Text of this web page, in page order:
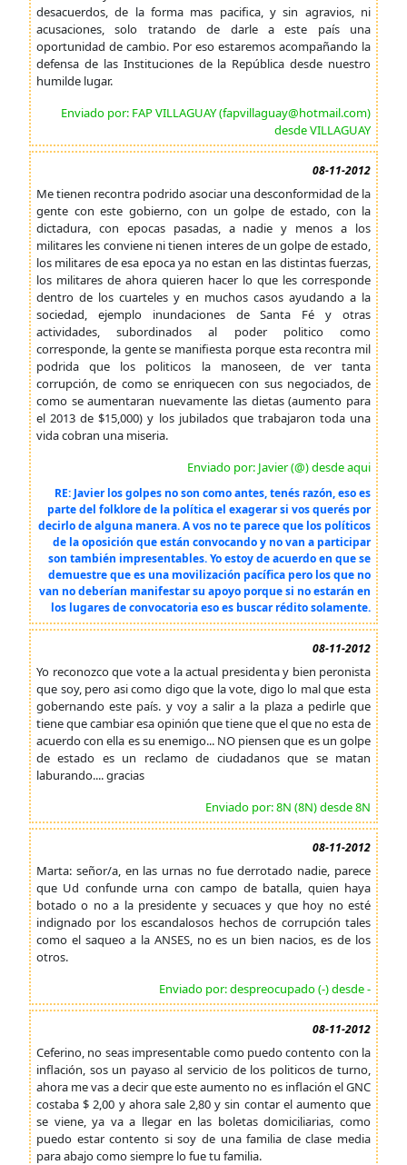
desacuerdos, de la forma mas pacifica, y sin agravios, ni
acusaciones, solo tratando de darle a este país una
oportunidad de cambio. Por eso estaremos acompañando la
defensa de las Instituciones de la República desde nuestro
humilde lugar.
Enviado por: FAP VILLAGUAY (fapvillaguay@hotmail.com)
desde VILLAGUAY
08-11-2012
Me tienen recontra podrido asociar una desconformidad de la
gente con este gobierno, con un golpe de estado, con la
dictadura, con epocas pasadas, a nadie y menos a los
militares les conviene ni tienen interes de un golpe de estado,
los militares de esa epoca ya no estan en las distintas fuerzas,
los militares de ahora quieren hacer lo que les corresponde
dentro de los cuarteles y en muchos casos ayudando a la
sociedad, ejemplo inundaciones de Santa Fé y otras
actividades, subordinados al poder politico como
corresponde, la gente se manifiesta porque esta recontra mil
podrida que los politicos la manoseen, de ver tanta
corrupción, de como se enriquecen con sus negociados, de
como se aumentaran nuevamente las dietas (aumento para
el 2013 de $15,000) y los jubilados que trabajaron toda una
vida cobran una miseria.
Enviado por: Javier (@) desde aqui
RE: Javier los golpes no son como antes, tenés razón, eso es
parte del folklore de la política el exagerar si vos querés por
decirlo de alguna manera. A vos no te parece que los políticos
de la oposición que están convocando y no van a participar
son también impresentables. Yo estoy de acuerdo en que se
demuestre que es una movilización pacífica pero los que no
van no deberían manifestar su apoyo porque si no estarán en
los lugares de convocatoria eso es buscar rédito solamente.
08-11-2012
Yo reconozco que vote a la actual presidenta y bien peronista
que soy, pero asi como digo que la vote, digo lo mal que esta
gobernando este país. y voy a salir a la plaza a pedirle que
tiene que cambiar esa opinión que tiene que el que no esta de
acuerdo con ella es su enemigo... NO piensen que es un golpe
de estado es un reclamo de ciudadanos que se matan
laburando.... gracias
Enviado por: 8N (8N) desde 8N
08-11-2012
Marta: señor/a, en las urnas no fue derrotado nadie, parece
que Ud confunde urna con campo de batalla, quien haya
botado o no a la presidente y secuaces y que hoy no esté
indignado por los escandalosos hechos de corrupción tales
como el saqueo a la ANSES, no es un bien nacios, es de los
otros.
Enviado por: despreocupado (-) desde -
08-11-2012
Ceferino, no seas impresentable como puedo contento con la
inflación, sos un payaso al servicio de los politicos de turno,
ahora me vas a decir que este aumento no es inflación el GNC
costaba $ 2,00 y ahora sale 2,80 y sin contar el aumento que
se viene, ya va a llegar en las boletas domiciliarias, como
puedo estar contento si soy de una familia de clase media
para abajo como siempre lo fue tu familia.